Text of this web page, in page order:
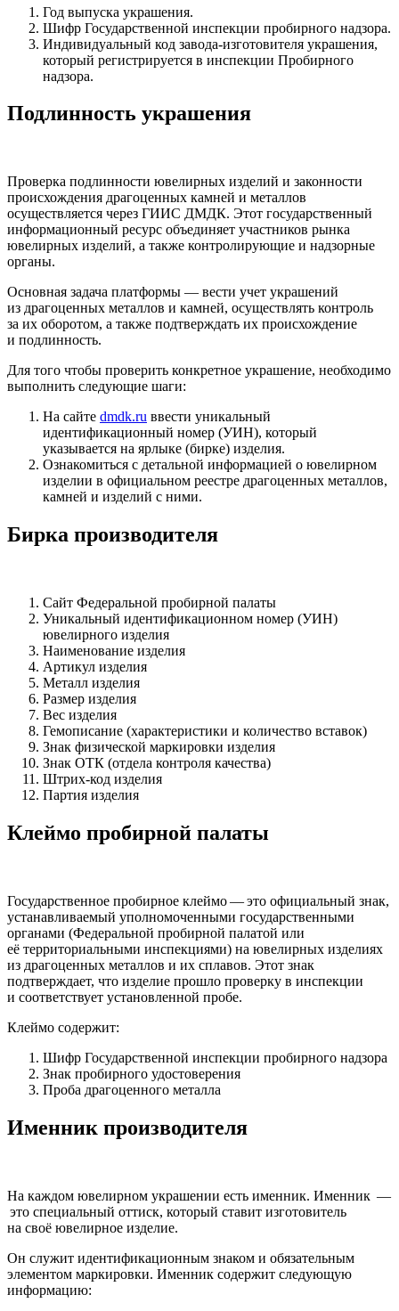
Год выпуска украшения.
Шифр Государственной инспекции пробирного надзора.
Индивидуальный код завода-изготовителя украшения,
который регистрируется в инспекции Пробирного
надзора.
Подлинность украшения
Проверка подлинности ювелирных изделий и законности
происхождения драгоценных камней и металлов
осуществляется через ГИИС ДМДК. Этот государственный
информационный ресурс объединяет участников рынка
ювелирных изделий, а также контролирующие и надзорные
органы.
Основная задача платформы — вести учет украшений
из драгоценных металлов и камней, осуществлять контроль
за их оборотом, а также подтверждать их происхождение
и подлинность.
Для того чтобы проверить конкретное украшение, необходимо
выполнить следующие шаги:
На сайте dmdk.ru ввести уникальный
идентификационный номер (УИН), который
указывается на ярлыке (бирке) изделия.
Ознакомиться с детальной информацией о ювелирном
изделии в официальном реестре драгоценных металлов,
камней и изделий с ними.
Бирка производителя
Сайт Федеральной пробирной палаты
Уникальный идентификационном номер (УИН)
ювелирного изделия
Наименование изделия
Артикул изделия
Металл изделия
Размер изделия
Вес изделия
Гемописание (характеристики и количество вставок)
Знак физической маркировки изделия
Знак ОТК (отдела контроля качества)
Штрих-код изделия
Партия изделия
Клеймо пробирной палаты
Государственное пробирное клеймо — это официальный знак,
устанавливаемый уполномоченными государственными
органами (Федеральной пробирной палатой или
её территориальными инспекциями) на ювелирных изделиях
из драгоценных металлов и их сплавов. Этот знак
подтверждает, что изделие прошло проверку в инспекции
и соответствует установленной пробе.
Клеймо содержит:
Шифр Государственной инспекции пробирного надзора
Знак пробирного удостоверения
Проба драгоценного металла
Именник производителя
На каждом ювелирном украшении есть именник. Именник —
это специальный оттиск, который ставит изготовитель
на своё ювелирное изделие.
Он служит идентификационным знаком и обязательным
элементом маркировки. Именник содержит следующую
информацию: